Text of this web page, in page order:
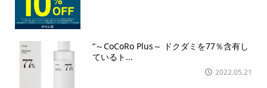
“～CoCoRo Plus～ ドクダミを77％含有し
ているト...
2022.05.21